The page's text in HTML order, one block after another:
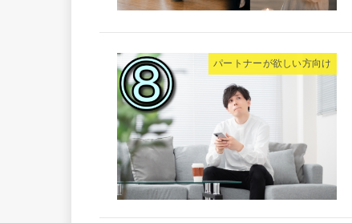
パートナーが欲しい方向け